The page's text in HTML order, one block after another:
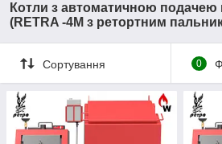
Котли з автоматичною подачею
(RETRA -4M з ретортним
Сортування 0